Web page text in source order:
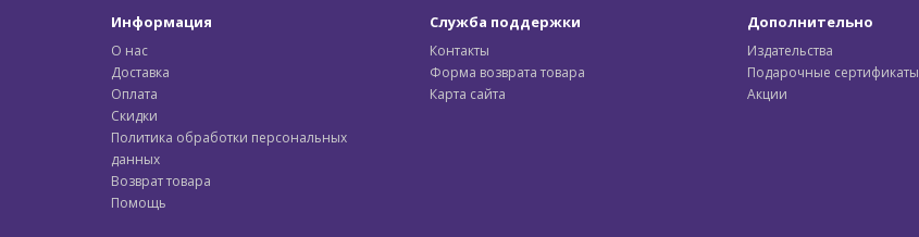
Информация
О нас
Доставка
Оплата
Скидки
Политика обработки персональных
данных
Возврат товара
Помощь
Служба поддержки
Контакты
Форма возврата товара
Карта сайта
Дополнительно
Издательства
Подарочные сертификаты
Акции